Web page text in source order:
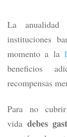
La
instituciones
momento a la
beneficios
recompensas
Para no
vida debes